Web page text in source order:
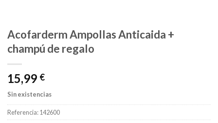
Acofarderm Ampollas Anticaida +
champú de regalo
15,99 €
Sin existencias
Referencia:142600